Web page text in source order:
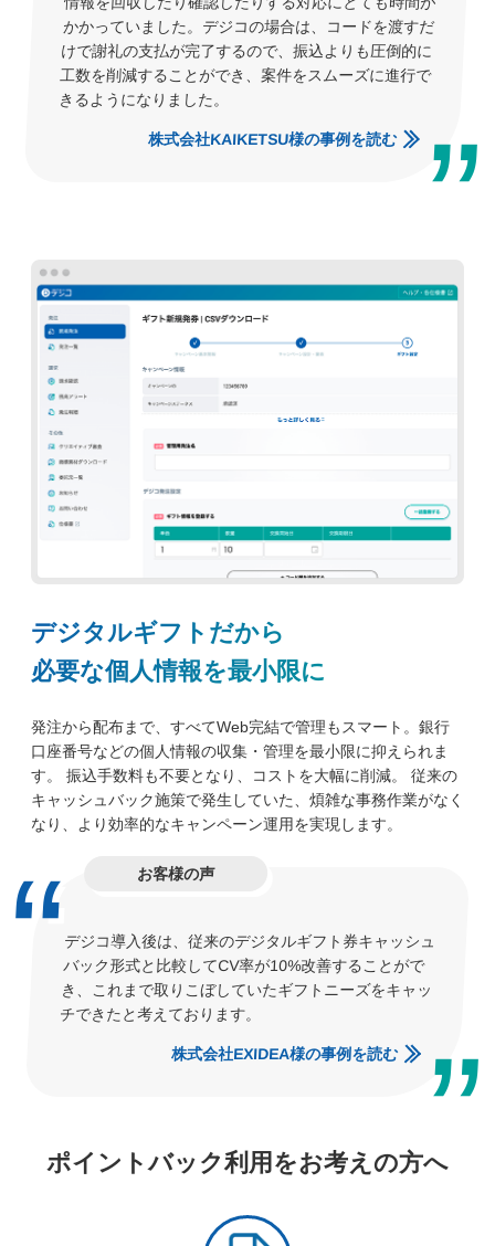
かかっていました。デジコの場合は、コードを渡すだ
けで謝礼の支払が完了するので、振込よりも圧倒的に
工数を削減することができ、案件をスムーズに進行で
きるようになりました。
株式会社KAIKETSU様の事例を読む
デジタルギフトだから
必要な個人情報を最小限に
発注から配布まで、すべてWeb完結で管理もスマート。銀行
口座番号などの個人情報の収集・管理を最小限に抑えられま
す。 振込手数料も不要となり、コストを大幅に削減。 従来の
キャッシュバック施策で発生していた、煩雑な事務作業がなく
なり、より効率的なキャンペーン運用を実現します。
お客様の声
デジコ導入後は、従来のデジタルギフト券キャッシュ
バック形式と比較してCV率が10%改善することがで
き、これまで取りこぼしていたギフトニーズをキャッ
チできたと考えております。
株式会社EXIDEA様の事例を読む
ポイントバック利用をお考えの方へ